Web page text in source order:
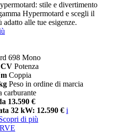
stile e divertimento
Hypermotard e scegli il
adatto alle tue esigenze.
698 Mono
CV Potenza
Coppia
Peso in ordine di marcia
carburante
13.590 €
32 kW: 12.590 € i
di più